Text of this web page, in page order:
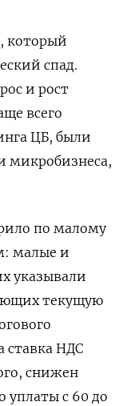
который
спад.
и рост
всего
ЦБ, были
микробизнеса,
по малому
малые и
указывали
текущую
ставка НДС
снижен
уплаты с 60 до